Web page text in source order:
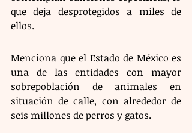
que deja desprotegidos a miles de
ellos.
Menciona que el Estado de México es
una de las entidades con mayor
sobrepoblación de animales en
situación de calle, con alrededor de
seis millones de perros y gatos.